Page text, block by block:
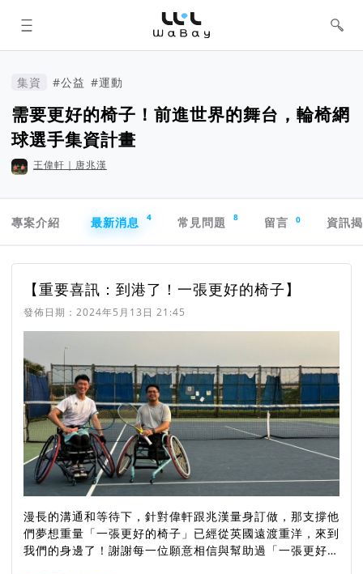
WaBay 挖貝 | 台灣最值得信賴的群眾
集資 / 群眾募資平台
集資 #公益 #運動
需要更好的椅子！前進世界的舞台，輪椅網
球選手集資計畫
王偉軒｜唐兆漢
專案介紹
最新消息 4 常見問題 8 留言 0 資訊
【重要喜訊：到港了！一張更好的椅子】
發佈日期： 2024年5月13日 21:45
漫長的溝通和等待下，針對偉軒跟兆漢量身訂做，那支撐他
們夢想重量「一張更好的椅子」已經從英國遠渡重洋，來到
我們的身邊了！謝謝每一位願意相信與幫助過「一張更好的